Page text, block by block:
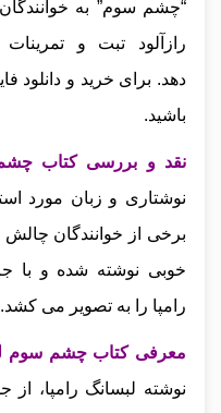
“چشم سوم” به
رازآلود تبت و
دهد. برای خرید و دانلود
باشید.
نقد و بررسی کتاب
نوشتاری و زبان مورد
برخی از خوانندگان چالش‌
خوبی نوشته شده و با
رامپا را به تصویر می‌ کشد.
معرفی کتاب چشم سوم
نوشته لبسانگ رامپا،